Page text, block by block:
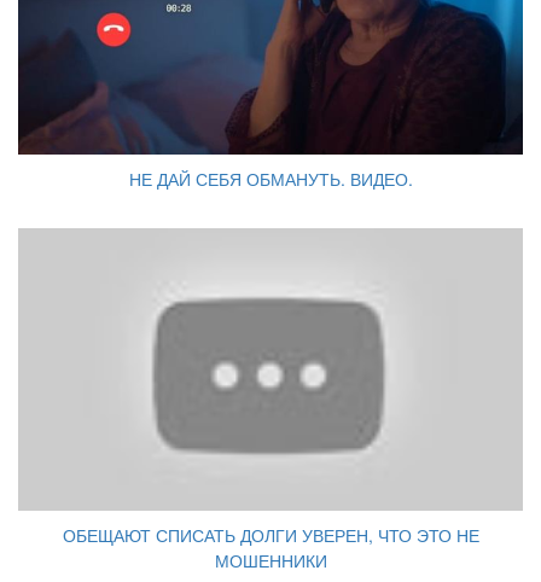
НЕ ДАЙ СЕБЯ ОБМАНУТЬ. ВИДЕО.
ОБЕЩАЮТ СПИСАТЬ ДОЛГИ УВЕРЕН, ЧТО ЭТО НЕ
МОШЕННИКИ